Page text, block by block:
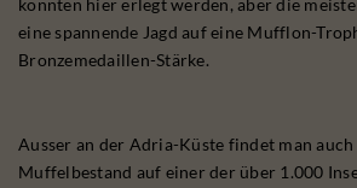
konnten hier erlegt werden, aber die
eine spannende Jagd auf eine Mufflon-
Bronzemedaillen-Stärke.
Ausser an der Adria-Küste findet man auch
Muffelbestand auf einer der über 1.000